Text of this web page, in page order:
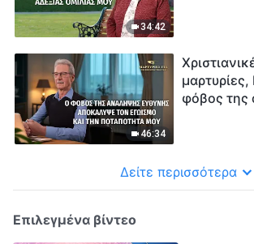
34:42
46:34
φόβος της
Δείτε περισσότερα
Επιλεγμένα βίντεο